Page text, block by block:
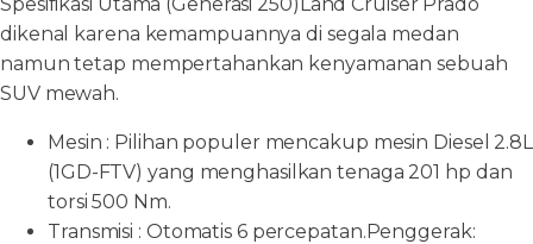
dikenal karena kemampuannya di segala medan
namun tetap mempertahankan kenyamanan sebuah
SUV mewah.
Mesin : Pilihan populer mencakup mesin Diesel 2.8L
(1GD-FTV) yang menghasilkan tenaga 201 hp dan
torsi 500 Nm.
Transmisi : Otomatis 6 percepatan.Penggerak: